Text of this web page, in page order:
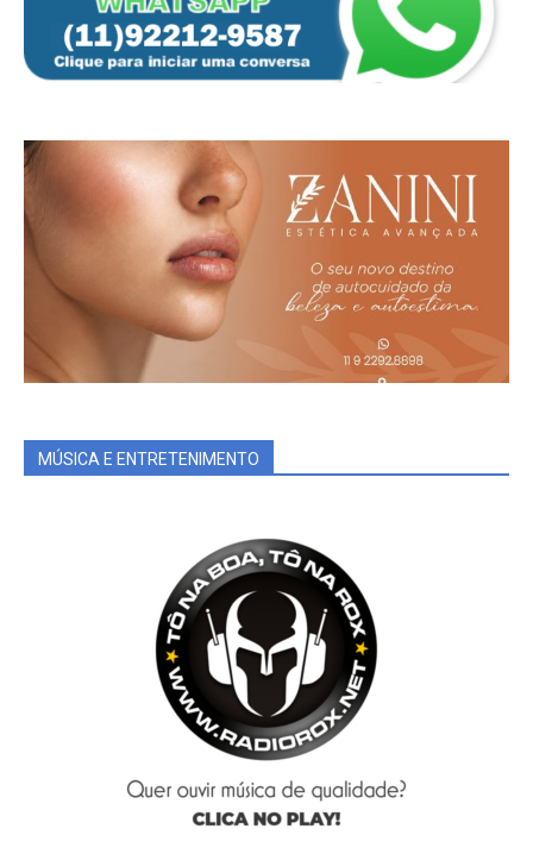
MÚSICA E ENTRETENIMENTO